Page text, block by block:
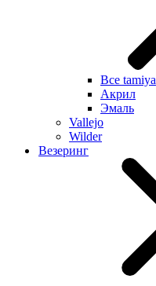
Все tamiya
Акрил
Эмаль
Vallejo
Wilder
Везеринг